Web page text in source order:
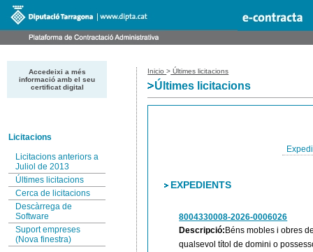
Accedeixi a més
informació amb el seu
certificat digital
Licitacions
Licitacions anteriors a
Juliol de 2013
Últimes licitacions
Cerca de licitacions
Descàrrega de
Software
Suport empreses
(Nova finestra)
Inicio> Últimes licitacions
Últimes licitacions
EXPEDIENTS
8004330008-2026-0006026
Descripció:Béns mobles i obres
qualsevol títol de domini o